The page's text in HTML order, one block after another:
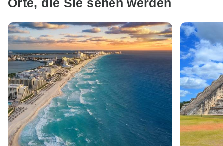
Orte, die Sie sehen werden